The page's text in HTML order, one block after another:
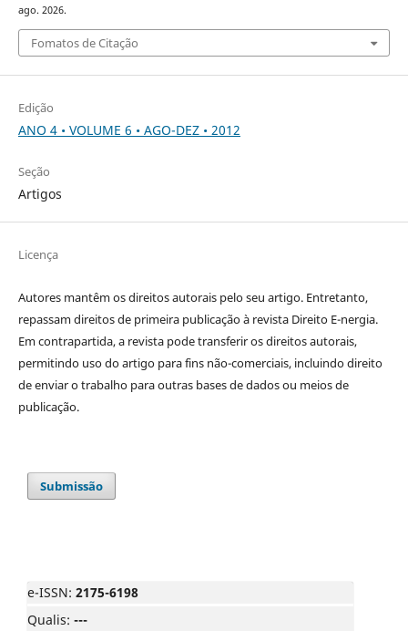
ago. 2026.
Fomatos de Citação
Edição
ANO 4 • VOLUME 6 • AGO-DEZ • 2012
Seção
Artigos
Licença
Autores mantêm os direitos autorais pelo seu artigo. Entretanto,
repassam direitos de primeira publicação à revista Direito E-nergia.
Em contrapartida, a revista pode transferir os direitos autorais,
permitindo uso do artigo para fins não-comerciais, incluindo direito
de enviar o trabalho para outras bases de dados ou meios de
publicação.
Submissão
e-ISSN: 2175-6198
Qualis: ---